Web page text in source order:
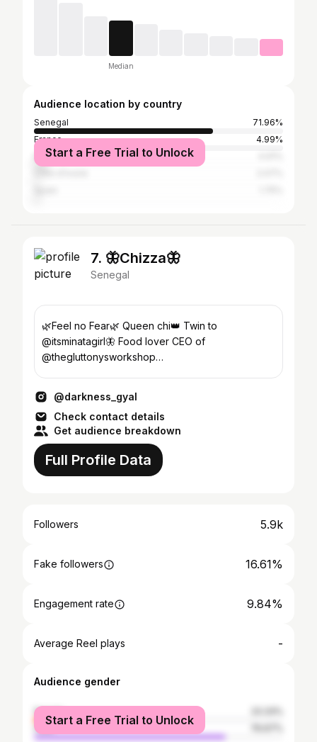
Median
Audience location by country
Senegal
71.96%
France
4.99%
ItalyStart a Free Trial to Unlock
7. 🦋Chizza🦋
Senegal
🌿Feel no Fear🌿 Queen chi👑 Twin to
@itsminatagirl🦋 Food lover CEO of
@thegluttonysworkshop
@darkness_gyal
Check contact details
Get audience breakdown
Full Profile Data
Followers 5.9k
Fake followers 16.61%
Engagement rate 9.84%
Average Reel plays -
Audience gender
female
male
Start a Free Trial to Unlock